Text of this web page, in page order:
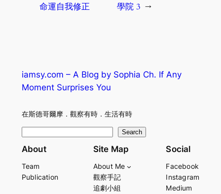
命運自我修正
學院 3 →
iamsy.com – A Blog by Sophia Ch. If Any
Moment Surprises You
在斯德哥爾摩．觀察有時．生活有時
e
r
Search
About
Team
Publication
Site Map
About Me
觀察手記
追劇小組
Social
Facebook
Instagram
Medium